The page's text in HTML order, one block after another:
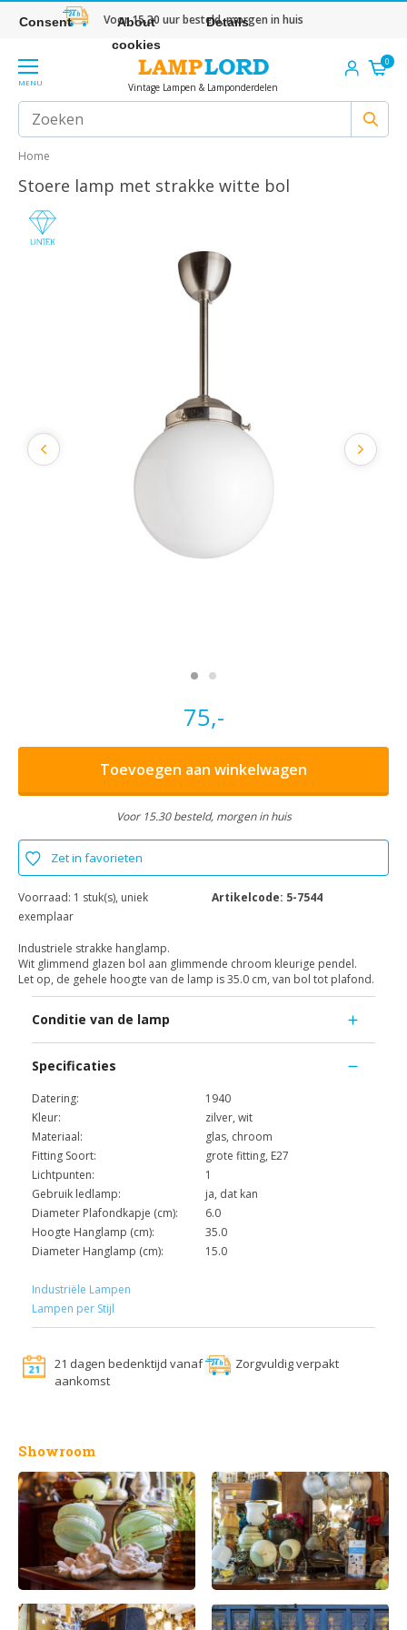
Voor 15.30 uur besteld, morgen in huis
MENU Vintage Lampen & Lamponderdelen
0
Home
Stoere lamp met strakke witte bol
75,-
Toevoegen aan winkelwagen
Voor 15.30 besteld, morgen in huis
Zet in favorieten
Voorraad: 1 stuk(s), uniek
exemplaar
Artikelcode: 5-7544
Industriele strakke hanglamp.
Wit glimmend glazen bol aan glimmende chroom kleurige pendel.
Let op, de gehele hoogte van de lamp is 35.0 cm, van bol tot plafond.
Conditie van de lamp
Specificaties
Datering:
1940
Kleur:
zilver, wit
Materiaal:
glas, chroom
Fitting Soort:
grote fitting, E27
Lichtpunten:
1
Gebruik ledlamp:
ja, dat kan
Diameter Plafondkapje (cm):
6.0
Hoogte Hanglamp (cm):
35.0
Diameter Hanglamp (cm):
15.0
Industriële Lampen
Lampen per Stijl
21 dagen bedenktijd vanaf
aankomst
Zorgvuldig verpakt
Showroom
Consent
About
cookies
Details